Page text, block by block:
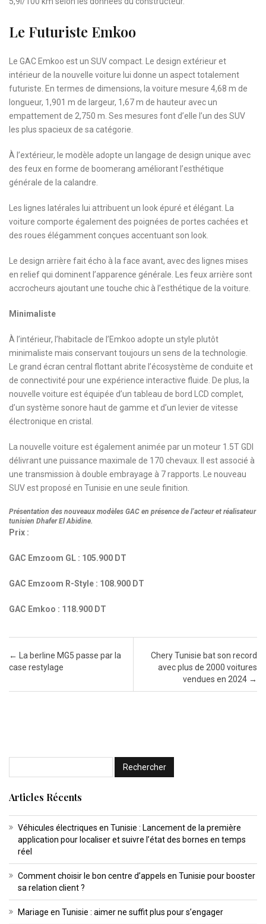
Le Futuriste Emkoo
Le GAC Emkoo est un SUV compact. Le design extérieur et
intérieur de la nouvelle voiture lui donne un aspect totalement
futuriste. En termes de dimensions, la voiture mesure 4,68 m de
longueur, 1,901 m de largeur, 1,67 m de hauteur avec un
empattement de 2,750 m. Ses mesures font d’elle l’un des SUV
les plus spacieux de sa catégorie.
À l’extérieur, le modèle adopte un langage de design unique avec
des feux en forme de boomerang améliorant l’esthétique
générale de la calandre.
Les lignes latérales lui attribuent un look épuré et élégant. La
voiture comporte également des poignées de portes cachées et
des roues élégamment conçues accentuant son look.
Le design arrière fait écho à la face avant, avec des lignes mises
en relief qui dominent l’apparence générale. Les feux arrière sont
accrocheurs ajoutant une touche chic à l’esthétique de la voiture.
Minimaliste
À l’intérieur, l’habitacle de l’Emkoo adopte un style plutôt
minimaliste mais conservant toujours un sens de la technologie.
Le grand écran central flottant abrite l’écosystème de conduite et
de connectivité pour une expérience interactive fluide. De plus, la
nouvelle voiture est équipée d’un tableau de bord LCD complet,
d’un système sonore haut de gamme et d’un levier de vitesse
électronique en cristal.
La nouvelle voiture est également animée par un moteur 1.5T GDI
délivrant une puissance maximale de 170 chevaux. Il est associé à
une transmission à double embrayage à 7 rapports. Le nouveau
SUV est proposé en Tunisie en une seule finition.
Présentation des nouveaux modèles GAC en présence de l’acteur et réalisateur
tunisien Dhafer El Abidine.
Prix :
GAC Emzoom GL : 105.900 DT
GAC Emzoom R-Style : 108.900 DT
GAC Emkoo : 118.900 DT
Post navigation
←
La berline MG5 passe par la
case restylage
Chery Tunisie bat son record
avec plus de 2000 voitures
vendues en 2024 →
Articles Récents
Véhicules électriques en Tunisie : Lancement de la première
application pour localiser et suivre l’état des bornes en temps
réel
Comment choisir le bon centre d’appels en Tunisie pour booster
sa relation client ?
Mariage en Tunisie : aimer ne suffit plus pour s’engager